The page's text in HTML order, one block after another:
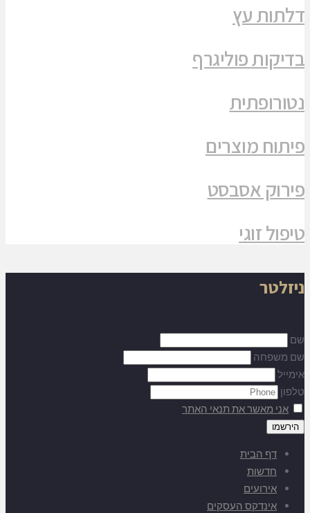
דלתות עץ
בדיקות פוליגרף
נטורופתית
פיתוח מוצרים
פירוק אסבסט
טיפול זוגי
ניזלטר
שם
שם משפחה
אימייל
טלפון
אני מאשר את תנאי האתר
דף הבית
חדשות
אירועים
אינדקס העסקים